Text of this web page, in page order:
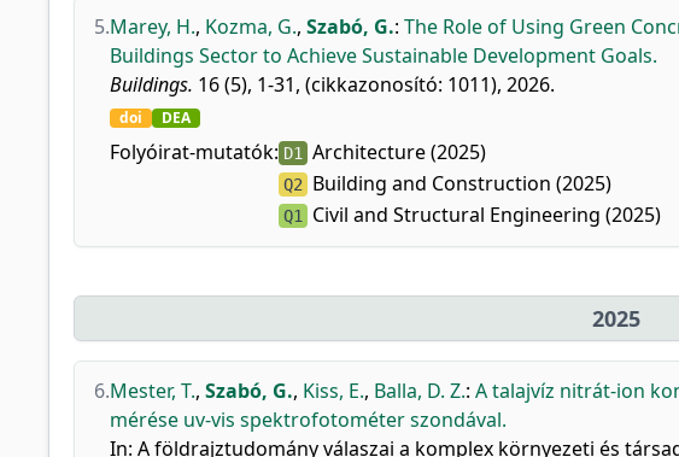
5.Marey, H., Kozma, G., Szabó, G.: The Role of Using Green
Buildings Sector to Achieve Sustainable Development Goals.
Buildings. 16 (5), 1-31, (cikkazonosító: 1011), 2026.
doi DEA
Folyóirat-mutatók: D1 Architecture (2025)
Q2 Building and Construction (2025)
Q1 Civil and Structural Engineering (2025)
2025
6.Mester, T., Szabó, G., Kiss, E., Balla, D. Z.: A talajvíz nitrát-ion
mérése uv-vis spektrofotométer szondával.
In: A földrajztudomány válaszai a komplex környezeti és